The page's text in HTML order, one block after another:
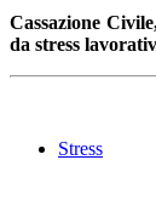
Cassazione
da stress
Stress